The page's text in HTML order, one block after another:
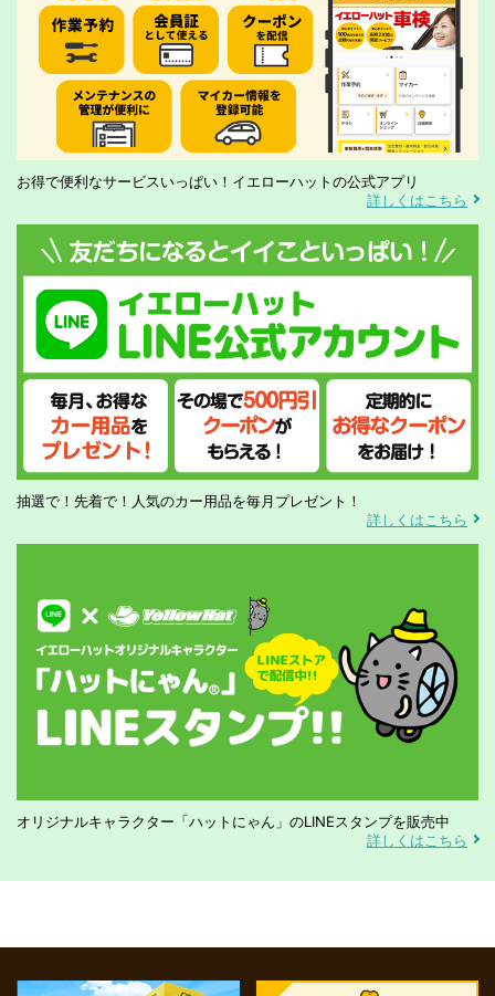
お得で便利なサービスいっぱい！イエローハットの公式アプリ
詳しくはこちら
抽選で！先着で！人気のカー用品を毎月プレゼント！
詳しくはこちら
オリジナルキャラクター「ハットにゃん」のLINEスタンプを販売中
詳しくはこちら